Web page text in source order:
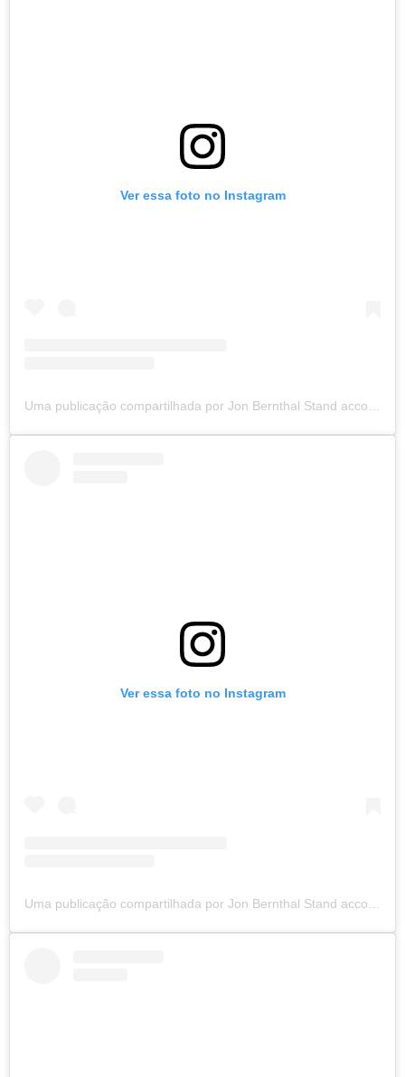
Ver essa foto no Instagram
Uma publicação compartilhada por Jon Bernthal Stand account (@jonbernthalfanaccount)
Ver essa foto no Instagram